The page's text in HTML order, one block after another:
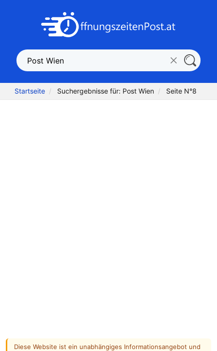
Startseite Suchergebnisse für: Post Wien Seite N°8
Diese Website ist ein unabhängiges Informationsangebot und